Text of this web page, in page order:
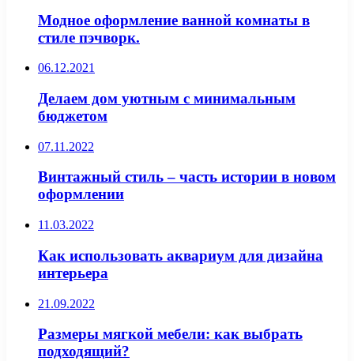
Модное оформление ванной комнаты в
стиле пэчворк.
06.12.2021
Делаем дом уютным с минимальным
бюджетом
07.11.2022
Винтажный стиль – часть истории в новом
оформлении
11.03.2022
Как использовать аквариум для дизайна
интерьера
21.09.2022
Размеры мягкой мебели: как выбрать
подходящий?